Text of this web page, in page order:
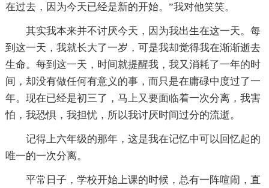
在过去，因为今天已经是新的开始。”我对他笑笑。
其实我本来并不讨厌今天，因为我出生在这一天。每
到这一天，我就长大了一岁，可是我却觉得我在渐渐逝去
生命。每到这一天，时间就提醒我，我又消耗了一年的时
间，却没有做任何有意义的事，而只是在庸碌中度过了一
年。现在已经是初三了，马上又要面临着一次分离，我害
怕，我恐惧，我担忧，所以我讨厌时间过分的流逝。
记得上六年级的那年，这是我在记忆中可以回忆起的
唯一的一次分离。
平常日子，学校开始上课的时候，总有一阵喧闹，直